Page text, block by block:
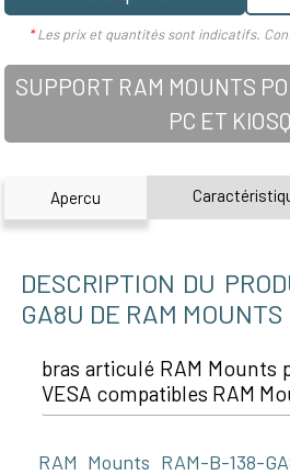
*Les prix et quantités sont indicatifs.
SUPPORT RAM MOUNTS
PC ET
Apercu
DESCRIPTION DU
GA8U DE RAM MOUNTS
bras articulé RAM Mounts
VESA compatibles RAM
RAM Mounts RAM-B-138-